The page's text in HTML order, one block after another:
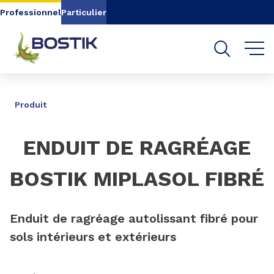
Aller au contenu
Aller au menu
Aller à la recherche
ProfessionnelParticulier
Produit
ENDUIT DE RAGRÉAGE
BOSTIK MIPLASOL FIBRÉ
Enduit de ragréage autolissant fibré pour
sols intérieurs et extérieurs